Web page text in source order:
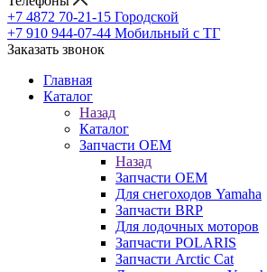
+7 4872 70-21-15 Городской
+7 910 944-07-44 Мобильный с ТГ
Заказать звонок
Главная
Каталог
Назад
Каталог
Запчасти OEM
Назад
Запчасти OEM
Для снегоходов Yamaha
Запчасти BRP
Для лодочных моторов
Запчасти POLARIS
Запчасти Arctic Cat